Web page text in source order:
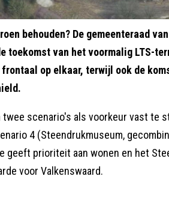
behouden? De gemeenteraad
toekomst van het voormalig LTS-
op elkaar, terwijl ook de
twee scenario's als voorkeur vast te
4 (Steendrukmuseum,
geeft prioriteit aan wonen en het
voor Valkenswaard.